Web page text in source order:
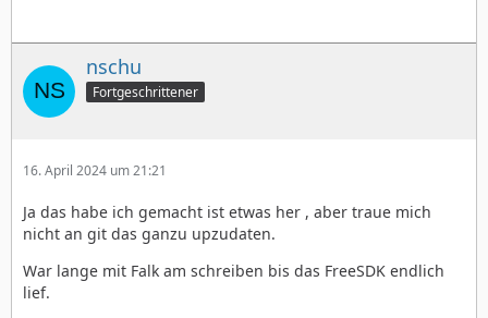
nschu
Fortgeschrittener
16. April 2024 um 21:21
Ja das habe ich gemacht ist etwas her , aber traue mich
nicht an git das ganzu upzudaten.
War lange mit Falk am schreiben bis das FreeSDK endlich
lief.